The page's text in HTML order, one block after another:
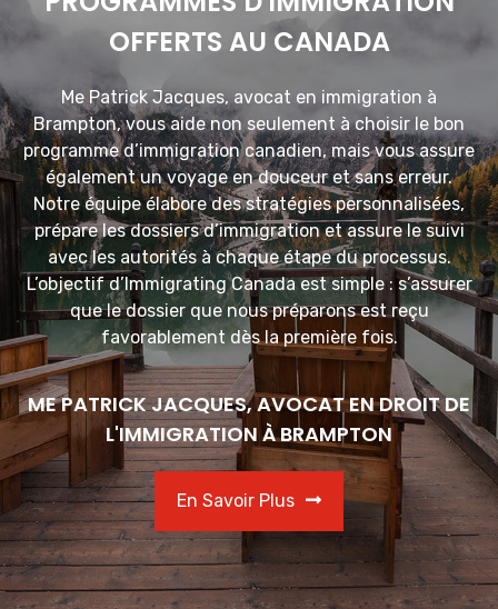
OFFERTS AU CANADA
Me Patrick Jacques, avocat en immigration à
Brampton, vous aide non seulement à choisir le bon
programme d’immigration canadien, mais vous assure
également un voyage en douceur et sans erreur.
Notre équipe élabore des stratégies personnalisées,
prépare les dossiers d’immigration et assure le suivi
avec les autorités à chaque étape du processus.
L’objectif d’Immigrating Canada est simple : s’assurer
que le dossier que nous préparons est reçu
favorablement dès la première fois.
ME PATRICK JACQUES, AVOCAT EN DROIT DE
L'IMMIGRATION À BRAMPTON
En Savoir Plus